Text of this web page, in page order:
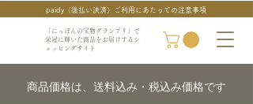
「にっぽんの宝物グランプリ」で
栄冠に輝いた商品をお届けするシ
ョッピングサイト
paidy（後払い決済）ご利用にあたっての注意事項
商品価格は、送料込み・税込み価格です